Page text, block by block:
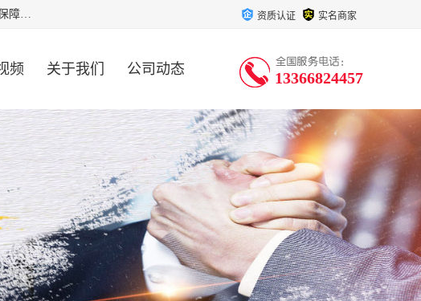
北京中创汇安科贸有限公司专业生产救援三脚架、天鹰4X气体检测仪、梅思安空气呼吸器、霍尼韦尔速差器等产品，品质保障，价格合理，欢迎在线致电咨询。 资质认证 实名商家
频 关于我们 公司动态 13366824457